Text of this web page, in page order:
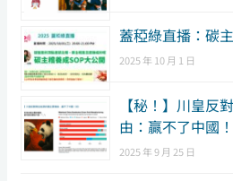
蓋稏綠直播：碳
2025 年 10 月 1 日
【秘！】川皇反
由：贏不了中國！
2025 年 9 月 25 日